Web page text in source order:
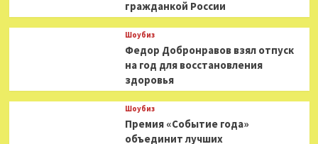
гражданкой России
Шоубиз
Федор Добронравов взял отпуск
на год для восстановления
здоровья
Шоубиз
Премия «Событие года»
объединит лучших